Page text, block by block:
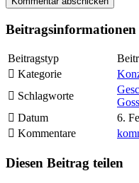
Beitragsinformationen
Beitragstyp
Kategorie
Schlagworte
Goss
Datum
6.
Kommentare
Diesen Beitrag teilen